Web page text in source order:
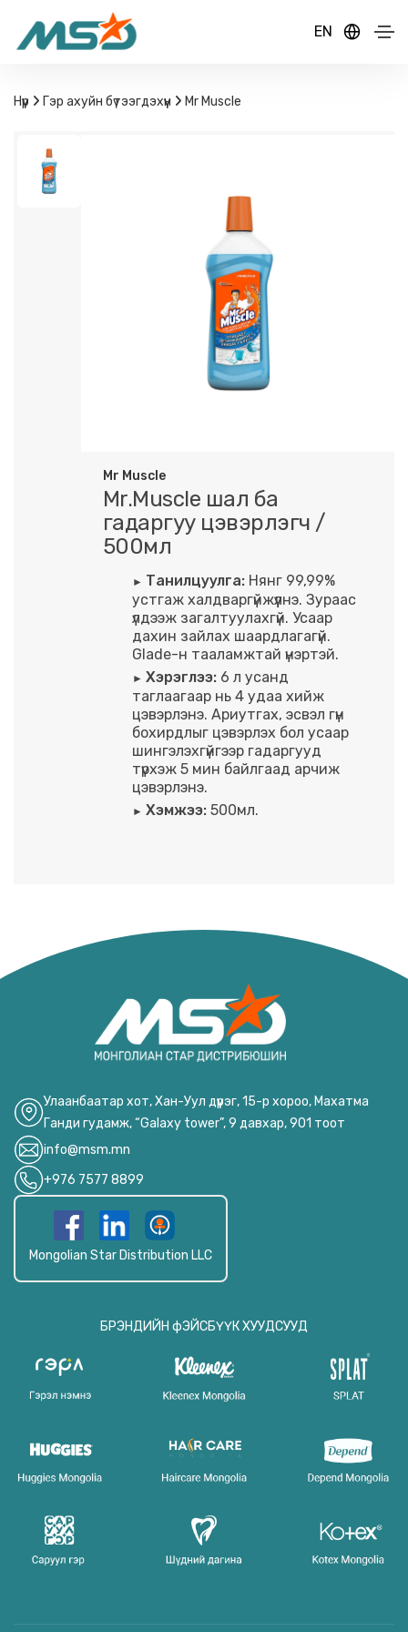
EN
Нүүр Гэр ахуйн бүтээгдэхүүн Mr Muscle
Mr Muscle
Mr.Muscle шал ба
гадаргуу цэвэрлэгч /
500мл
Танилцуулга:Нянг 99,99%
устгаж халдваргүйжүүлнэ. Зураас
үлдээж загалтуулахгүй. Усаар
дахин зайлах шаардлагагүй.
Glade-н тааламжтай үнэртэй.
Хэрэглээ:6 л усанд
таглаагаар нь 4 удаа хийж
цэвэрлэнэ. Ариутгах, эсвэл гүн
бохирдлыг цэвэрлэх бол усаар
шингэлэхгүйгээр гадаргууд
түрхэж 5 мин байлгаад арчиж
цэвэрлэнэ.
Хэмжээ: 500мл.
Улаанбаатар хот, Хан-Уул дүүрэг, 15-р хороо, Махатма
Ганди гудамж, “Galaxy tower”, 9 давхар, 901 тоот
info@msm.mn
+976 7577 8899
Mongolian Star Distribution LLC
БРЭНДИЙН фЭЙСБҮҮК ХУУДСУУД